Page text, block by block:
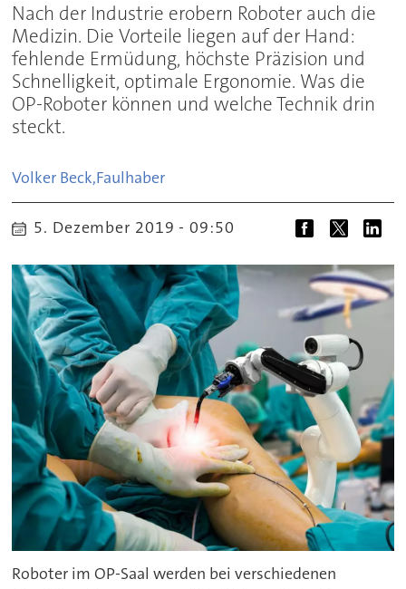
Nach der Industrie erobern Roboter auch die
Medizin. Die Vorteile liegen auf der Hand:
fehlende Ermüdung, höchste Präzision und
Schnelligkeit, optimale Ergonomie. Was die
OP-Roboter können und welche Technik drin
steckt.
Volker Beck,Faulhaber
5. Dezember 2019 - 09:50
Roboter im OP-Saal werden bei verschiedenen